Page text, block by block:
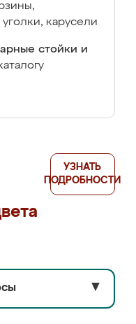
карусели
стойки и
УЗНАТЬ
ПОДРОБНОСТИ
▼